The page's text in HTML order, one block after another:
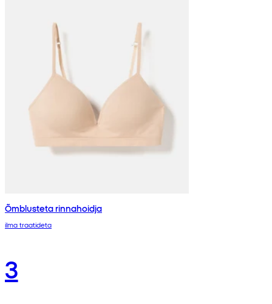
Õmblusteta rinnahoidja
ilma traatideta
3